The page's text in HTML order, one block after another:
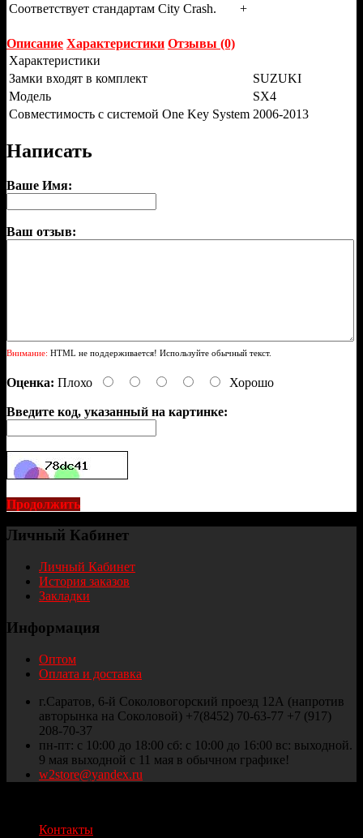
Соответствует стандартам City Crash.
+
Описание Характеристики Отзывы (0)
Характеристики
Замки входят в комплект
SUZUKI
Модель
SX4
Совместимость с системой One Key System 2006-2013
Написать
Ваше Имя:
Ваш отзыв:
Внимание: HTML не поддерживается! Используйте обычный текст.
Оценка: Плохо Хорошо
Введите код, указанный на картинке:
Продолжить
Личный Кабинет
Личный Кабинет
История заказов
Закладки
Информация
Оптом
Оплата и доставка
г.Саратов, 6-й Соколовогорский проезд 12А (напротив
авторынка на Соколовой) +7(8452) 70-63-77 +7 (917)
208-70-37
пн-пт: с 10:00 до 18:00 сб: с 10:00 до 16:00 вс: выходной.
9 мая выходной с 11 мая в обычном графике!
w2store@yandex.ru
Контакты